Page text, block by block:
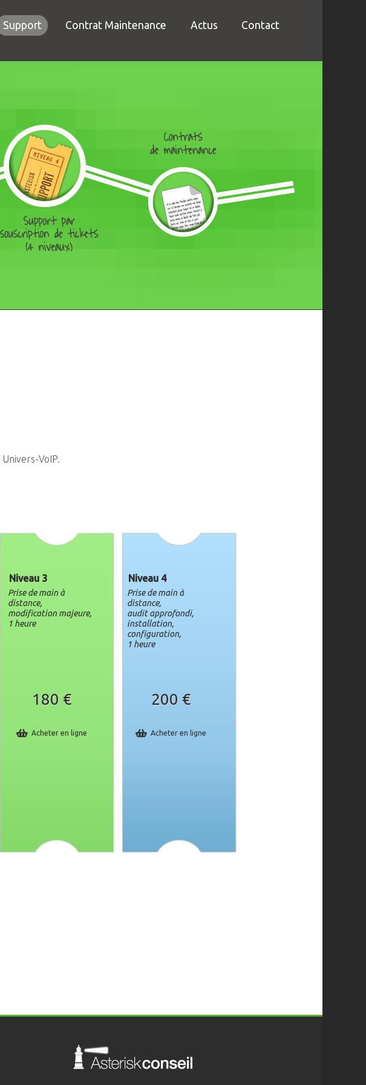
Support Contrat Maintenance Actus Contact
Univers-VoIP.
Niveau 3 Niveau 4
Prise de main à
distance,
modification majeure,
1 heure
Prise de main à
distance,
audit approfondi,
installation,
configuration,
1 heure
180 €
Acheter en ligne
200 €
Acheter en ligne